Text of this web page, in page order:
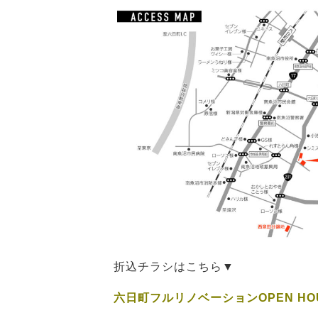
折込チラシはこちら▼
六日町フルリノベーションOPEN